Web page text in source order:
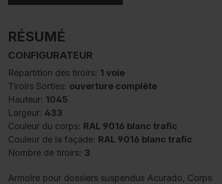
RÉSUMÉ
CONFIGURATEUR
Répartition des tiroirs: 1 voie
Tiroirs Sorties: ouverture complète
Hauteur: 1045
Largeur: 433
Couleur du corps: RAL 9016 blanc trafic
Couleur de la façade: RAL 9016 blanc trafic
Nombre de tiroirs: 3
Armoire pour dossiers suspendus Acurado, Corps